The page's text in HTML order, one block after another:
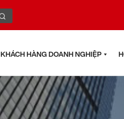
KHÁCH HÀNG DOANH NGHIỆP